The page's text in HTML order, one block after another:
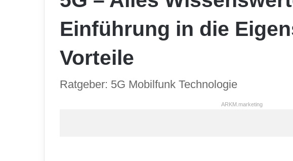
Einführung in die
Vorteile
Ratgeber: 5G Mobilfunk Technologie
ARKM.marketing